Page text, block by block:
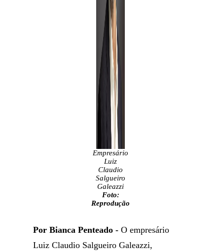
Empresário
Luiz
Claudio
Salgueiro
Galeazzi
Foto:
Reprodução
Por Bianca Penteado - O empresário
Luiz Claudio Salgueiro Galeazzi,